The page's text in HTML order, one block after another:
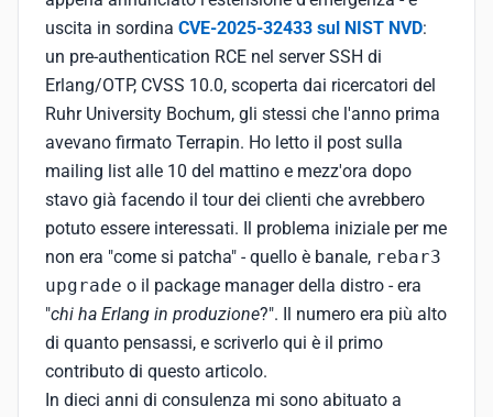
uscita in sordina CVE-2025-32433 sul NIST NVD:
un pre-authentication RCE nel server SSH di
Erlang/OTP, CVSS 10.0, scoperta dai ricercatori del
Ruhr University Bochum, gli stessi che l'anno prima
avevano firmato Terrapin. Ho letto il post sulla
mailing list alle 10 del mattino e mezz'ora dopo
stavo già facendo il tour dei clienti che avrebbero
potuto essere interessati. Il problema iniziale per me
non era "come si patcha" - quello è banale, rebar3
upgrade o il package manager della distro - era
"chi ha Erlang in produzione?". Il numero era più alto
di quanto pensassi, e scriverlo qui è il primo
contributo di questo articolo.
In dieci anni di consulenza mi sono abituato a